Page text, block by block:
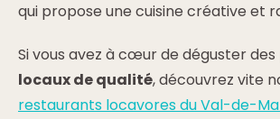
qui propose une cuisine créative et
Si vous avez à cœur de déguster des
locaux de qualité, découvrez vite
restaurants locavores du Val-de-